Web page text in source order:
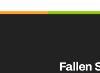
Fallen